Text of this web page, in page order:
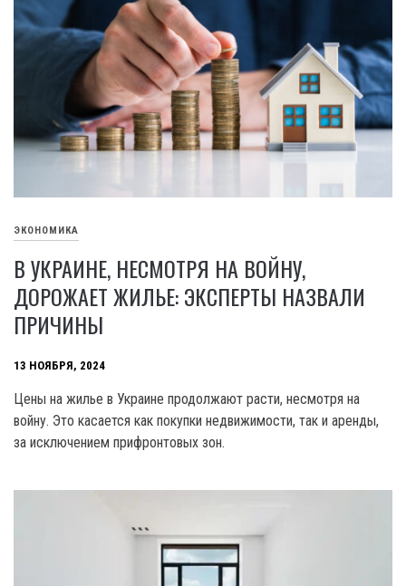
ЭКОНОМИКА
В УКРАИНЕ, НЕСМОТРЯ НА ВОЙНУ,
ДОРОЖАЕТ ЖИЛЬЕ: ЭКСПЕРТЫ НАЗВАЛИ
ПРИЧИНЫ
13 НОЯБРЯ, 2024
Цены на жилье в Украине продолжают расти, несмотря на
войну. Это касается как покупки недвижимости, так и аренды,
за исключением прифронтовых зон.